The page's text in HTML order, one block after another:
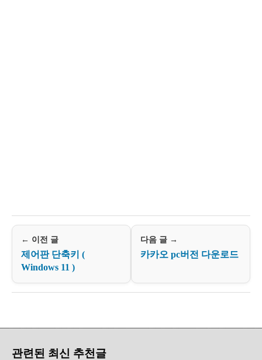
← 이전 글
제어판 단축키 (
Windows 11 )
다음 글 →
카카오 pc버전 다운로드
관련된 최신 추천글